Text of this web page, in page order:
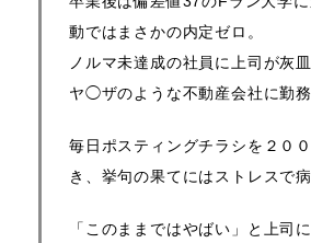
動ではまさかの内定ゼロ。
ノルマ未達成の社員に上司が灰
ヤ◯ザのような不動産会社に勤務
毎日ポスティングチラシを２０
き、挙句の果てにはストレスで病
「このままではやばい」と上司